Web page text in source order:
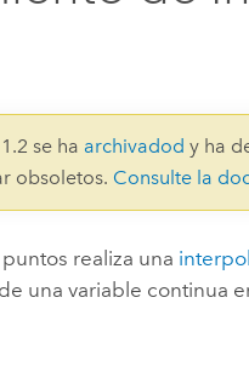
se ha archivadod y ha
obsoletos. Consulte la
realiza una
una variable continua